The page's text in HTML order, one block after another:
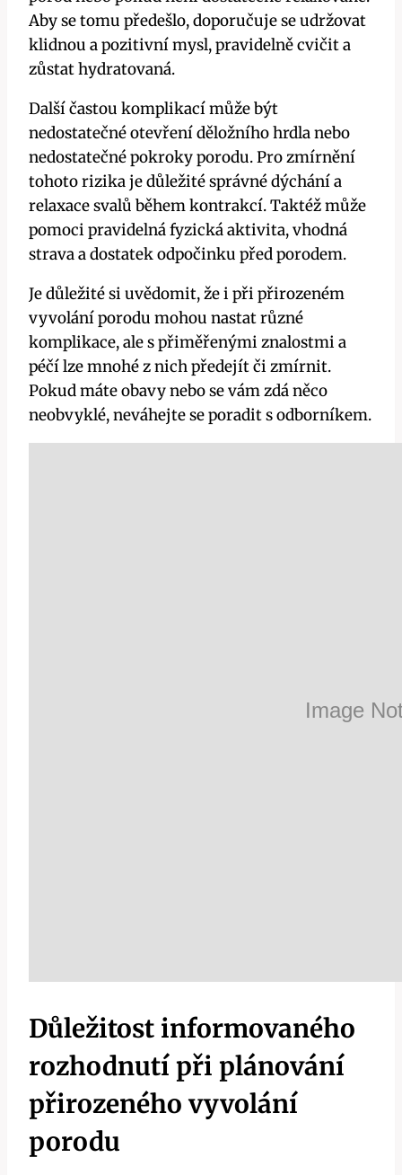
Aby se tomu předešlo, doporučuje se udržovat
klidnou a pozitivní mysl, pravidelně cvičit a
zůstat hydratovaná.
Další častou komplikací může být
nedostatečné otevření děložního hrdla nebo
nedostatečné pokroky porodu. Pro zmírnění
tohoto rizika je důležité správné dýchání a
relaxace svalů během kontrakcí. Taktéž může
pomoci pravidelná fyzická aktivita, vhodná
strava a dostatek odpočinku před porodem.
Je důležité si uvědomit, že i při přirozeném
vyvolání porodu mohou nastat různé
komplikace, ale s přiměřenými znalostmi a
péčí lze mnohé z nich předejít či zmírnit.
Pokud máte obavy nebo se vám zdá něco
neobvyklé, neváhejte se poradit s odborníkem.
Důležitost informovaného
rozhodnutí při plánování
přirozeného vyvolání
porodu